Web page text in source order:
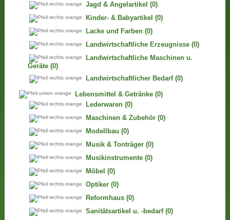
Jagd & Angelartikel (0)
Kinder- & Babyartikel (0)
Lacke und Farben (0)
Landwirtschaftliche Erzeugnisse (0)
Landwirtschaftliche Maschinen u.
Geräte (0)
Landwirtschaftlicher Bedarf (0)
Lebensmittel & Getränke (0)
Lederwaren (0)
Maschinen & Zubehör (0)
Modellbau (0)
Musik & Tonträger (0)
Musikinstrumente (0)
Möbel (0)
Optiker (0)
Reformhaus (0)
Sanitätsartikel u. -bedarf (0)